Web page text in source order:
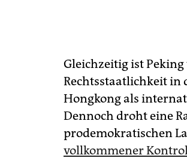
Gleichzeitig ist
Rechtsstaatlichkeit in
Hongkong als
Dennoch droht eine
prodemokratischen
vollkommener